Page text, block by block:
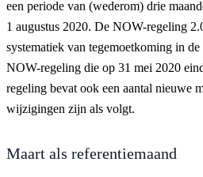
een periode van (wederom) drie
1 augustus 2020. De NOW-regeling
systematiek van tegemoetkoming in
NOW-regeling die op 31 mei 2020
regeling bevat ook een aantal nieuwe
wijzigingen zijn als volgt.
Maart als referentiemaand